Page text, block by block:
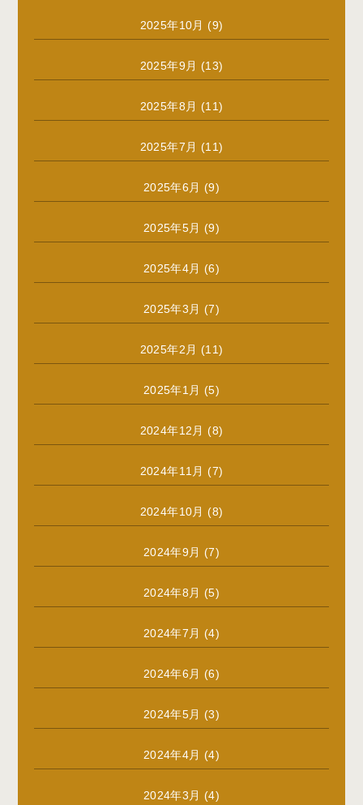
2025年10月 (9)
2025年9月 (13)
2025年8月 (11)
2025年7月 (11)
2025年6月 (9)
2025年5月 (9)
2025年4月 (6)
2025年3月 (7)
2025年2月 (11)
2025年1月 (5)
2024年12月 (8)
2024年11月 (7)
2024年10月 (8)
2024年9月 (7)
2024年8月 (5)
2024年7月 (4)
2024年6月 (6)
2024年5月 (3)
2024年4月 (4)
2024年3月 (4)